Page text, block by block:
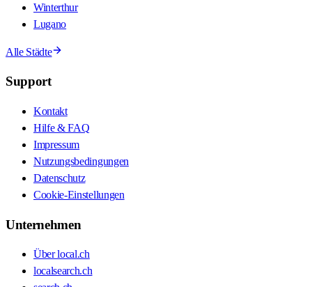
Winterthur
Lugano
Alle Städte
Support
Kontakt
Hilfe & FAQ
Impressum
Nutzungsbedingungen
Datenschutz
Cookie-Einstellungen
Unternehmen
Über local.ch
localsearch.ch